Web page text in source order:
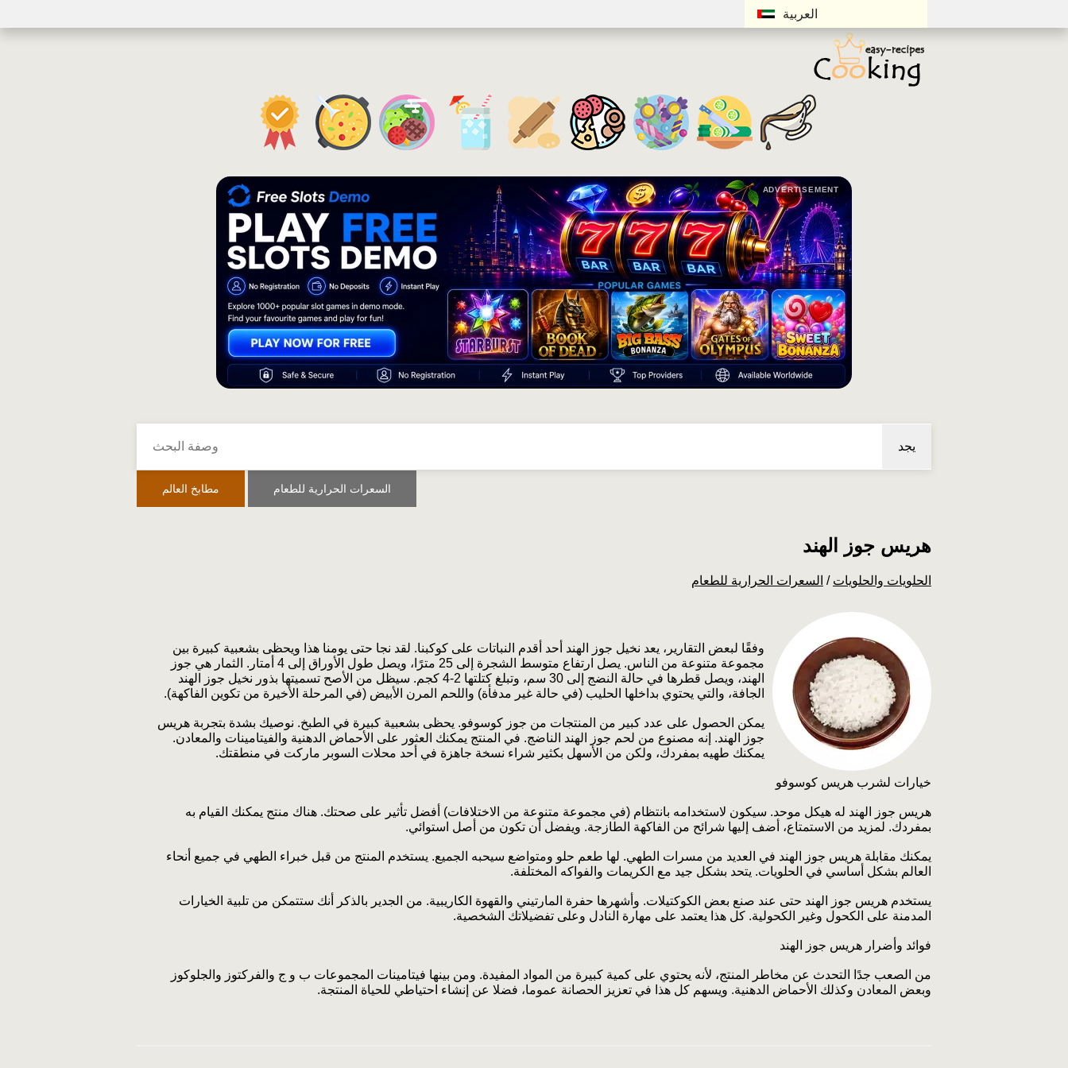
العربية
ADVERTISEMENT
يجد
مطابخ العالم السعرات الحرارية للطعام
هريس جوز الهند
السعرات الحرارية للطعام / الحلويات والحلويات
وفقًا لبعض التقارير، يعد نخيل جوز الهند أحد أقدم النباتات على كوكبنا. لقد نجا حتى يومنا هذا ويحظى بشعبية كبيرة بين
مجموعة متنوعة من الناس. يصل ارتفاع متوسط الشجرة إلى 25 مترًا، ويصل طول الأوراق إلى 4 أمتار. الثمار هي جوز
الهند، ويصل قطرها في حالة النضج إلى 30 سم، وتبلغ كتلتها 2-4 كجم. سيظل من الأصح تسميتها بذور نخيل جوز الهند
الجافة، والتي يحتوي بداخلها الحليب (في حالة غير مدفأة) واللحم المرن الأبيض (في المرحلة الأخيرة من تكوين الفاكهة).
يمكن الحصول على عدد كبير من المنتجات من جوز كوسوفو. يحظى بشعبية كبيرة في الطبخ. نوصيك بشدة بتجربة هريس
جوز الهند. إنه مصنوع من لحم جوز الهند الناضج. في المنتج يمكنك العثور على الأحماض الدهنية والفيتامينات والمعادن.
يمكنك طهيه بمفردك، ولكن من الأسهل بكثير شراء نسخة جاهزة في أحد محلات السوبر ماركت في منطقتك.
خيارات لشرب هريس كوسوفو
هريس جوز الهند له هيكل موحد. سيكون لاستخدامه بانتظام (في مجموعة متنوعة من الاختلافات) أفضل تأثير على صحتك. هناك منتج يمكنك القيام به
بمفردك. لمزيد من الاستمتاع، أضف إليها شرائح من الفاكهة الطازجة. ويفضل أن تكون من أصل استوائي.
يمكنك مقابلة هريس جوز الهند في العديد من مسرات الطهي. لها طعم حلو ومتواضع سيحبه الجميع. يستخدم المنتج من قبل خبراء الطهي في جميع أنحاء
العالم بشكل أساسي في الحلويات. يتحد بشكل جيد مع الكريمات والفواكه المختلفة.
يستخدم هريس جوز الهند حتى عند صنع بعض الكوكتيلات. وأشهرها حفرة المارتيني والقهوة الكاريبية. من الجدير بالذكر أنك ستتمكن من تلبية الخيارات
المدمنة على الكحول وغير الكحولية. كل هذا يعتمد على مهارة النادل وعلى تفضيلاتك الشخصية.
فوائد وأضرار هريس جوز الهند
من الصعب جدًا التحدث عن مخاطر المنتج، لأنه يحتوي على كمية كبيرة من المواد المفيدة. ومن بينها فيتامينات المجموعات ب و ج والفركتوز والجلوكوز
وبعض المعادن وكذلك الأحماض الدهنية. ويسهم كل هذا في تعزيز الحصانة عموما، فضلا عن إنشاء احتياطي للحياة المنتجة.